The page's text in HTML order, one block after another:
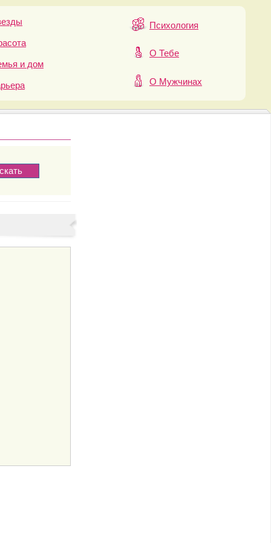
и дом
Психология
О Тебе
О Мужчинах